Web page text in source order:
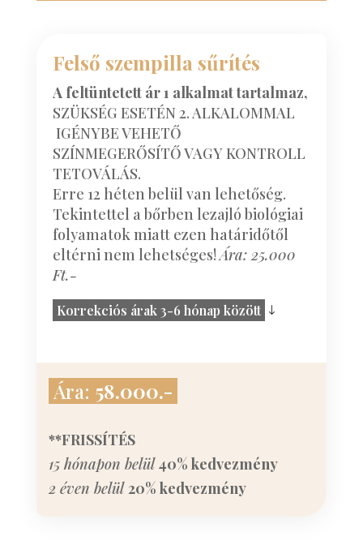
Felső szempilla sűrítés
A feltüntetett ár 1 alkalmat tartalmaz,
SZÜKSÉG ESETÉN 2. ALKALOMMAL
IGÉNYBE VEHETŐ
SZÍNMEGERŐSÍTŐ VAGY KONTROLL
TETOVÁLÁS.
Erre 12 héten belül van lehetőség.
Tekintettel a bőrben lezajló biológiai
folyamatok miatt ezen határidőtől
eltérni nem lehetséges! Ára: 25.000
Ft.-
Korrekciós árak 3-6 hónap között
Ára: 58.000.-
**FRISSÍTÉS
15 hónapon belül 40% kedvezmény
2 éven belül 20% kedvezmény